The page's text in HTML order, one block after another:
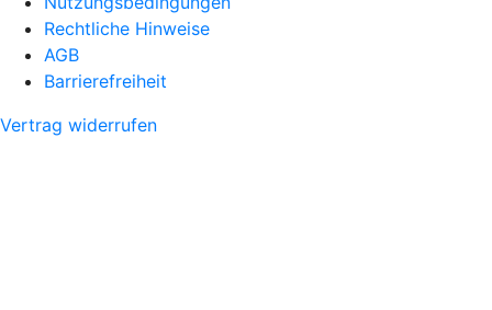
Rechtliche Hinweise
AGB
Barrierefreiheit
Vertrag widerrufen